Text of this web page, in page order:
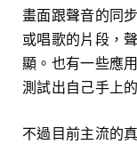
畫面跟聲音的同
或唱歌的片段，
顯。也有一些應
測試出自己手上
不過目前主流的